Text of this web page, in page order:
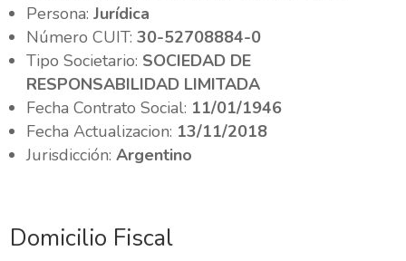
Persona:Jurídica
Número CUIT:30-52708884-0
Tipo Societario: SOCIEDAD DE
RESPONSABILIDAD LIMITADA
Fecha Contrato Social: 11/01/1946
Fecha Actualizacion: 13/11/2018
Jurisdicción:Argentino
Domicilio Fiscal